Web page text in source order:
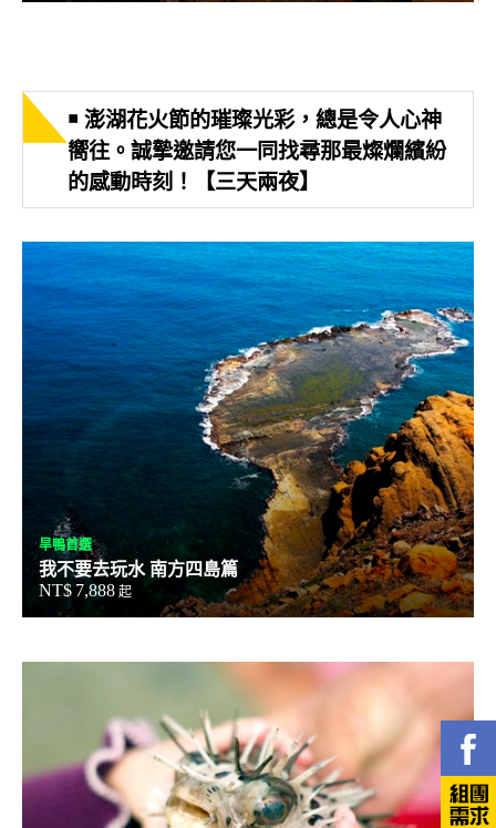
￭ 澎湖花火節的璀璨光彩，總是令人心神
嚮往。誠摯邀請您一同找尋那最燦爛繽紛
的感動時刻！【三天兩夜】
旱鴨首選
我不要去玩水 南方四島篇
NT$ 7,888 起